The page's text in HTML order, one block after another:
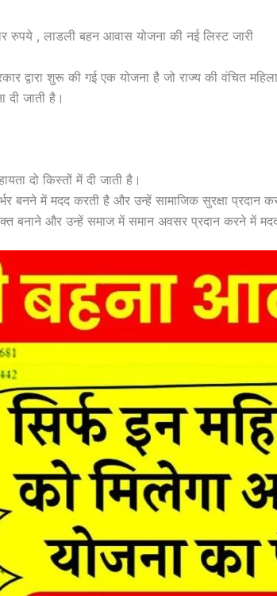
रुपये , लाडली बहन आवास योजना की नई लिस्ट जारी
द्वारा शुरू की गई एक योजना है जो राज्य की वंचित
जाती है।
दो किस्तों में दी जाती है।
बनने में मदद करती है और उन्हें सामाजिक सुरक्षा प्रदान
बनाने और उन्हें समाज में समान अवसर प्रदान करने में